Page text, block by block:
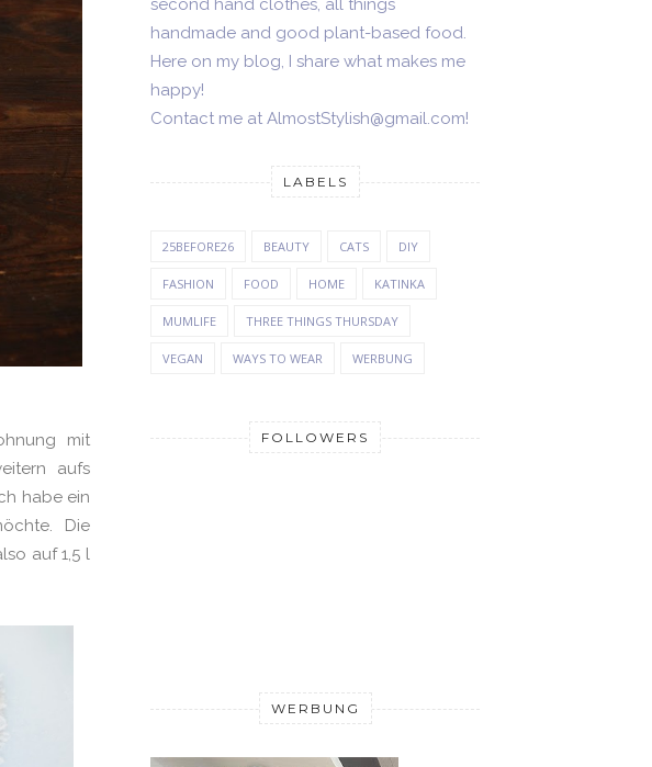
mit
aufs
habe ein
Die
auf 1,5 l
second hand clothes, all things
handmade and good plant-based food.
Here on my blog, I share what makes me
happy!
Contact me at AlmostStylish@gmail.com!
LABELS
25BEFORE26 BEAUTY CATS DIY
FASHION FOOD HOME KATINKA
MUMLIFE THREE THINGS THURSDAY
VEGAN WAYS TO WEAR WERBUNG
FOLLOWERS
WERBUNG